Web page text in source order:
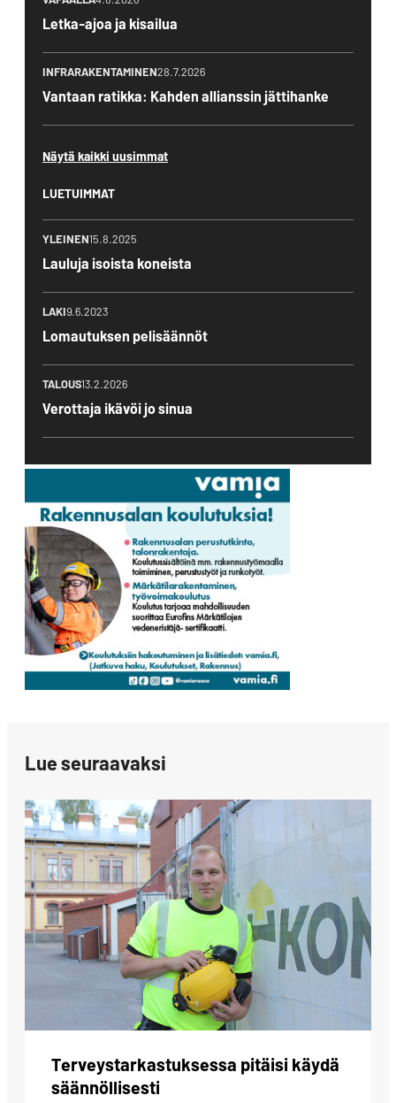
Letka-ajoa ja kisailua
INFRARAKENTAMINEN28.7.2026
Vantaan ratikka: Kahden allianssin jättihanke
Näytä kaikki uusimmat
LUETUIMMAT
YLEINEN15.8.2025
Lauluja isoista koneista
LAKI9.6.2023
Lomautuksen pelisäännöt
TALOUS13.2.2026
Verottaja ikävöi jo sinua
Lue seuraavaksi
Terveystarkastuksessa pitäisi käydä
säännöllisesti